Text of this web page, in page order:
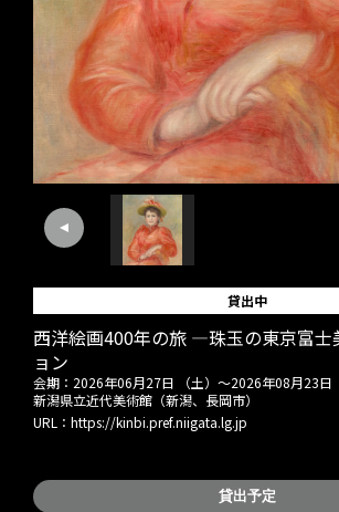
貸出中
西洋絵画400年の旅 ―珠玉の東京富士
ョン
会期： 2026年06月27日 （土） ～2026年08月23日
新潟県立近代美術館（新潟、長岡市）
URL： https://kinbi.pref.niigata.lg.jp
貸出予定